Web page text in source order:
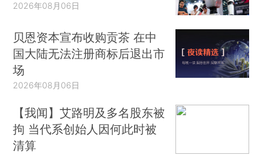
2026年08月06日
贝恩资本宣布收购贡茶 在中
国大陆无法注册商标后退出市
场
2026年08月06日
【我闻】艾路明及多名股东被
拘 当代系创始人因何此时被
清算